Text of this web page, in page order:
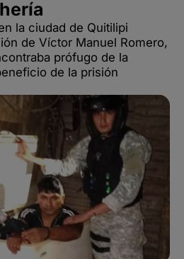
la ciudad de Quitilipi
de Víctor Manuel Romero,
prófugo de la
de la prisión